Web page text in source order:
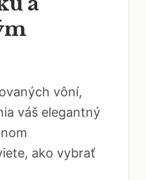
vôní,
váš elegantný
ako vybrať